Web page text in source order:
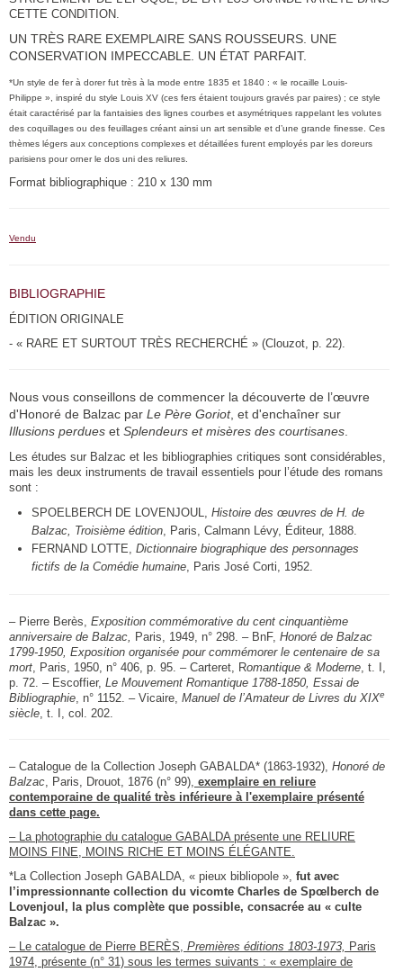
CETTE CONDITION.
UN TRÈS RARE EXEMPLAIRE SANS ROUSSEURS. UNE
CONSERVATION IMPECCABLE. UN ÉTAT PARFAIT.
*Un style de fer à dorer fut très à la mode entre 1835 et 1840 : « le rocaille Louis-
Philippe », inspiré du style Louis XV (ces fers étaient toujours gravés par paires) ; ce style
était caractérisé par la fantaisies des lignes courbes et asymétriques rappelant les volutes
des coquillages ou des feuillages créant ainsi un art sensible et d’une grande finesse. Ces
thèmes légers aux conceptions complexes et détaillées furent employés par les doreurs
parisiens pour orner le dos uni des reliures.
Format bibliographique : 210 x 130 mm
Vendu
BIBLIOGRAPHIE
ÉDITION ORIGINALE
- « RARE ET SURTOUT TRÈS RECHERCHÉ » (Clouzot, p. 22).
Nous vous conseillons de commencer la découverte de l’œuvre
d'Honoré de Balzac par Le Père Goriot, et d'enchaîner sur
Illusions perdues et Splendeurs et misères des courtisanes
Les études sur Balzac et les bibliographies critiques sont considérables,
mais les deux instruments de travail essentiels pour l’étude des romans
sont :
SPOELBERCH DE LOVENJOUL,
Histoire des œuvres de H. de
Balzac, Troisième édition , Paris, Calmann Lévy, Éditeur, 1888.
FERNAND LOTTE, Dictionnaire biographique des personnages
fictifs de la Comédie humaine , Paris José Corti, 1952.
– Pierre Berès, Exposition commémorative du cent cinquantième
anniversaire de Balzac,
Paris, 1949, n° 298. – BnF, Honoré de Balzac
1799-1950, Exposition organisée pour commémorer le centenaire de sa
mort , Paris, 1950, n° 406, p. 95. – Carteret, Romantique & Moderne , t. I,
p. 72. – Escoffier, Le Mouvement Romantique 1788-1850, Essai de
Bibliographie , n° 1152. – Vicaire, Manuel de l’Amateur de Livres du XIXe
siècle , t. I, col. 202.
– Catalogue de la Collection Joseph GABALDA* (1863-1932), Honoré de
Balzac , Paris, Drouot, 1876 (n° 99) exemplaire en reliure
contemporaine de qualité très inférieure à l'exemplaire présenté
dans cette page.
– La photographie du catalogue GABALDA présente une RELIURE
MOINS FINE, MOINS RICHE ET MOINS ÉLÉGANTE.
*La Collection Joseph GABALDA, « pieux bibliopole », fut avec
l’impressionnante collection du vicomte Charles de Spœlberch de
Lovenjoul, la plus complète que possible, consacrée au « culte
Balzac ».
– Le catalogue de Pierre BERÈS, Premières éditions 1803-1973,
Paris
1974, présente (n° 31) sous les termes suivants : « exemplaire de